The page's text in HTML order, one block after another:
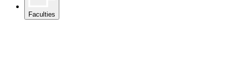
Faculties